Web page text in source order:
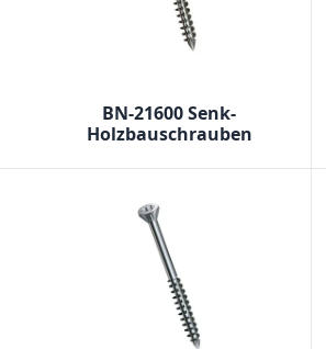
BN-21600 Senk-
Holzbauschrauben